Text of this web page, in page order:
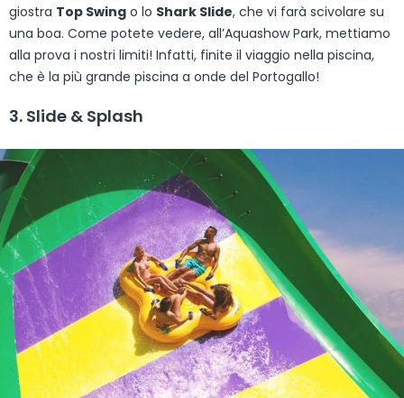
giostra Top Swing o lo Shark Slide, che vi farà scivolare su
una boa. Come potete vedere, all’Aquashow Park, mettiamo
alla prova i nostri limiti! Infatti, finite il viaggio nella piscina,
che è la più grande piscina a onde del Portogallo!
3. Slide & Splash